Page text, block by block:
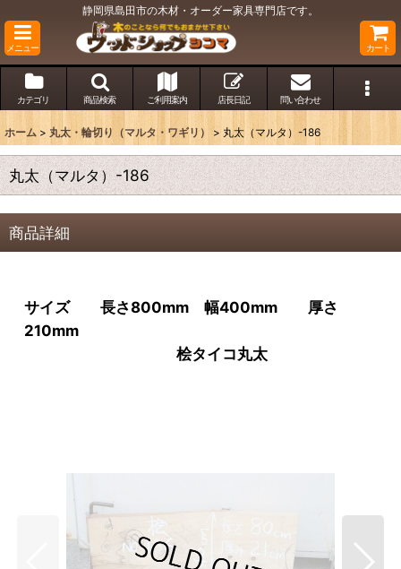
静岡県島田市の木材・オーダー家具専門店です。
メニュー カート
カテゴリ 商品検索 ご利用案内 店長日記 問い合わせ
ホーム > 丸太・輪切り（マルタ・ワギリ） > 丸太（マルタ）-186
丸太（マルタ）-186
商品詳細
サイズ 長さ800mm 幅400mm 厚さ
210mm
桧タイコ丸太